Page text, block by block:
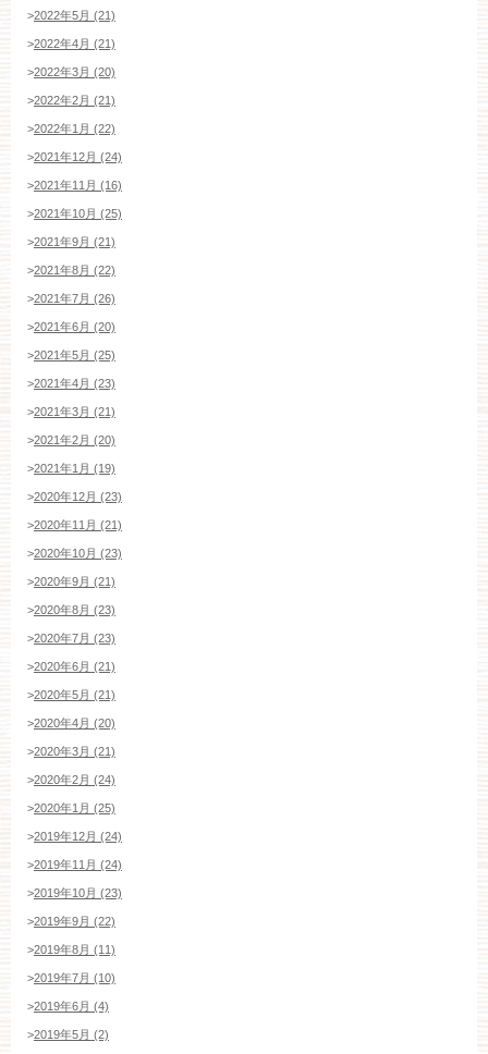
>2022年5月 (21)
>2022年4月 (21)
>2022年3月 (20)
>2022年2月 (21)
>2022年1月 (22)
>2021年12月 (24)
>2021年11月 (16)
>2021年10月 (25)
>2021年9月 (21)
>2021年8月 (22)
>2021年7月 (26)
>2021年6月 (20)
>2021年5月 (25)
>2021年4月 (23)
>2021年3月 (21)
>2021年2月 (20)
>2021年1月 (19)
>2020年12月 (23)
>2020年11月 (21)
>2020年10月 (23)
>2020年9月 (21)
>2020年8月 (23)
>2020年7月 (23)
>2020年6月 (21)
>2020年5月 (21)
>2020年4月 (20)
>2020年3月 (21)
>2020年2月 (24)
>2020年1月 (25)
>2019年12月 (24)
>2019年11月 (24)
>2019年10月 (23)
>2019年9月 (22)
>2019年8月 (11)
>2019年7月 (10)
>2019年6月 (4)
>2019年5月 (2)